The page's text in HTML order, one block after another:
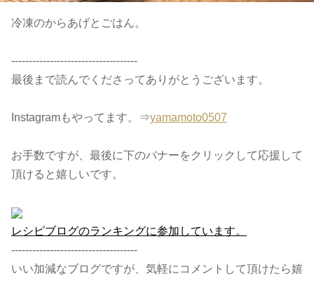
冷凍のからあげとごはん。
------------------------------------
最後まで読んでくださってありがとうございます。
Instagramもやってます。⇒yamamoto0507
お手数ですが、最後に下のバナーをクリックして応援して
頂けると嬉しいです。
レシピブログのランキングに参加しています。
------------------------------------
いい加減なブログですが、気軽にコメントして頂けたら嬉